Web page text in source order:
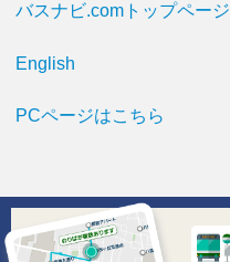
バスナビ.comトップページ
English
PCページはこちら